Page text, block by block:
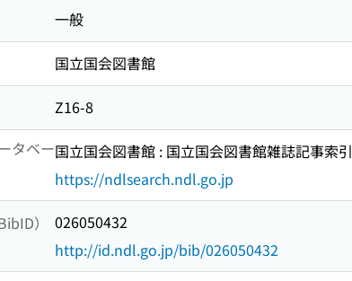
一般
国立国会図書館
Z16-8
タベー国立国会図書館 : 国立国会図書館雑誌記事索引
https://ndlsearch.ndl.go.jp
）
026050432
http://id.ndl.go.jp/bib/026050432